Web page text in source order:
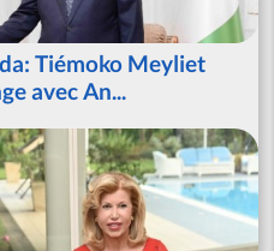
Tiémoko Meyliet
avec An...